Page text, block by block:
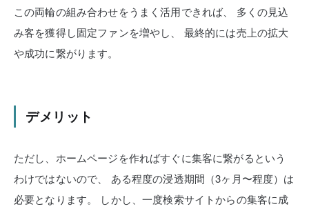
この両輪の組み合わせをうまく活用できれば、
多くの見込
み客を獲得し固定ファンを増やし、
最終的には売上の拡大
や成功に繋がります。
デメリット
ただし、ホームページを作ればすぐに集客に繋がるという
わけではないので、
ある程度の浸透期間（3ヶ月〜程度）は
必要となります。
しかし、一度検索サイトからの集客に成